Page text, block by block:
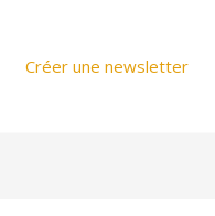
Créer une newsletter